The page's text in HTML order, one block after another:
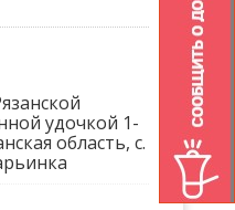
удочкой 1-
область, с.